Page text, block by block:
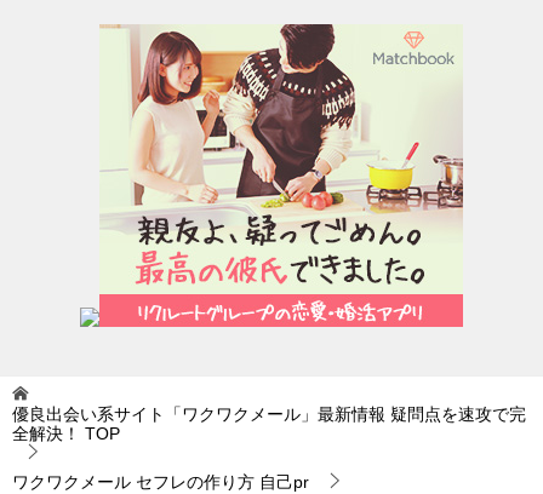
優良出会い系サイト「ワクワクメール」最新情報 疑問点を速攻で完
全解決！
TOP
ワクワクメール セフレの作り方 自己pr